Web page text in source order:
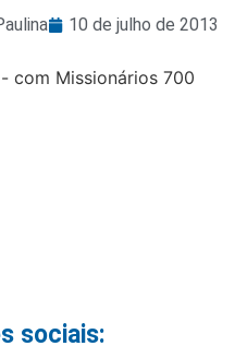
10 de julho de 2013
sociais: